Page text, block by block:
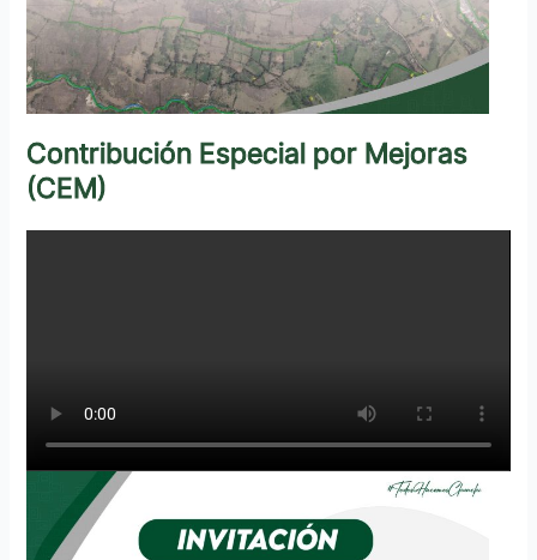
Contribución Especial por Mejoras
(CEM)